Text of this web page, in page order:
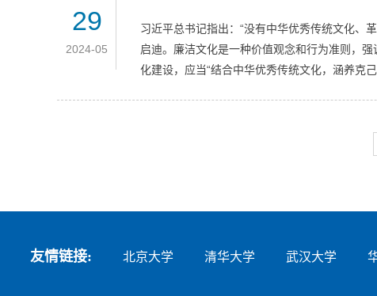
29
2024-05
习近平总书记指出：“没有中华优秀传统文化、
启迪。廉洁文化是一种价值观念和行为准则，
化建设，应当“结合中华优秀传统文化，涵养克
友情链接: 北京大学 清华大学 武汉大学